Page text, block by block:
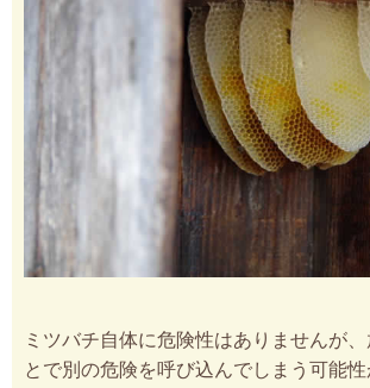
ミツバチ自体に危険性はありませんが
とで別の危険を呼び込んでしまう可能